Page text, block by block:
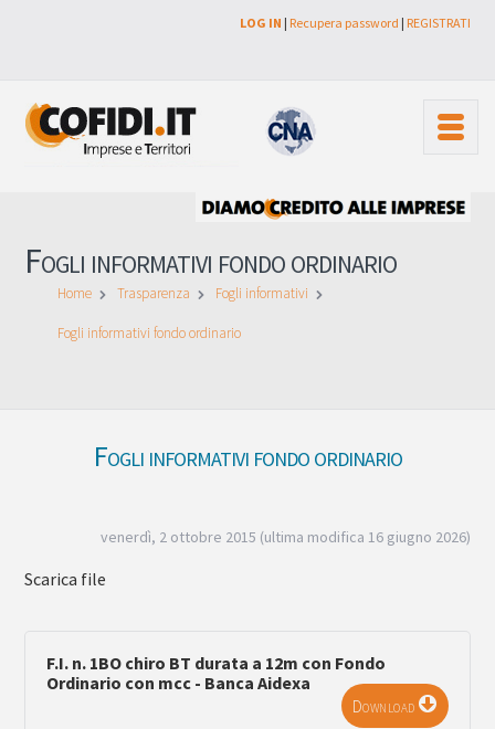
LOG IN | Recupera password | REGISTRATI
Fogli informativi fondo ordinario
Home Trasparenza Fogli informativi
Fogli informativi fondo ordinario
Fogli informativi fondo ordinario
venerdì, 2 ottobre 2015 (ultima modifica 16 giugno 2026)
Scarica file
F.I. n. 1BO chiro BT durata a 12m con Fondo
Ordinario con mcc - Banca Aidexa
Download